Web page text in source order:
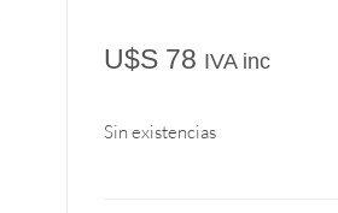
U$S 78 IVA inc
Sin existencias